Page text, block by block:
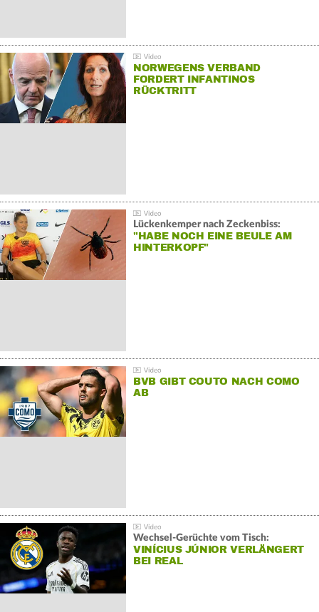
NORWEGENS VERBAND
FORDERT INFANTINOS
RÜCKTRITT
Lückenkemper nach Zeckenbiss:
"HABE NOCH EINE BEULE AM
HINTERKOPF"
BVB GIBT COUTO NACH COMO
AB
Wechsel-Gerüchte vom Tisch:
VINÍCIUS JÚNIOR VERLÄNGERT
BEI REAL